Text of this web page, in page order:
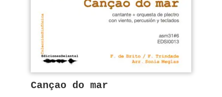
Cançao do mar